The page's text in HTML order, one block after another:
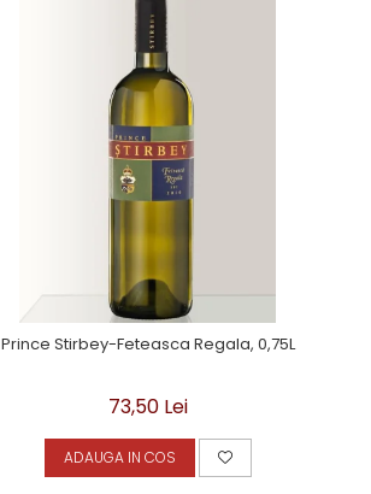
Prince Stirbey-Feteasca Regala, 0,75L
73,50 Lei
ADAUGA IN COS